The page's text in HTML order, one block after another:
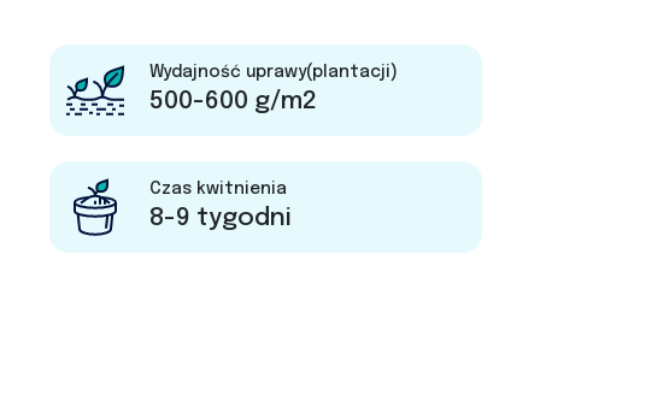
Wydajność uprawy(plantacji)
500-600 g/m2
Czas kwitnienia
8-9 tygodni